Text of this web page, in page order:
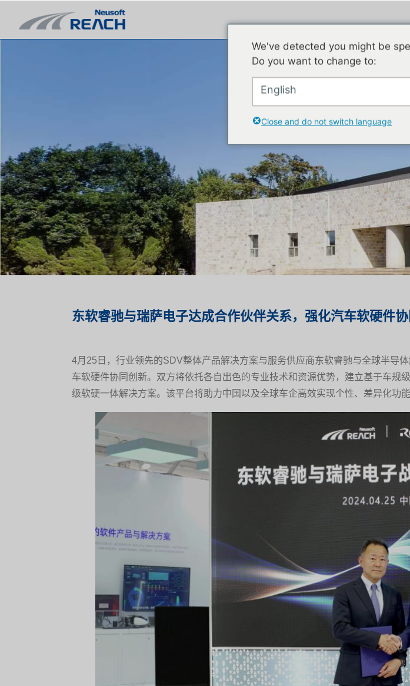
新闻
东软睿驰与瑞萨电子达成合作伙伴关系，强化汽车软硬件
4月25日，行业领先的SDV整体产品解决方案与服务供应商东软睿驰与全球半导
车软硬件协同创新。双方将依托各自出色的专业技术和资源优势，建立基于车
级软硬一体解决方案。该平台将助力中国以及全球车企高效实现个性、差异化功
We've detected you might be
Do you want to change to:
English
Close and do not switch language